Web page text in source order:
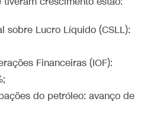
sobre Lucro Líquido (CSLL):
Financeiras (IOF):
do petróleo: avanço de